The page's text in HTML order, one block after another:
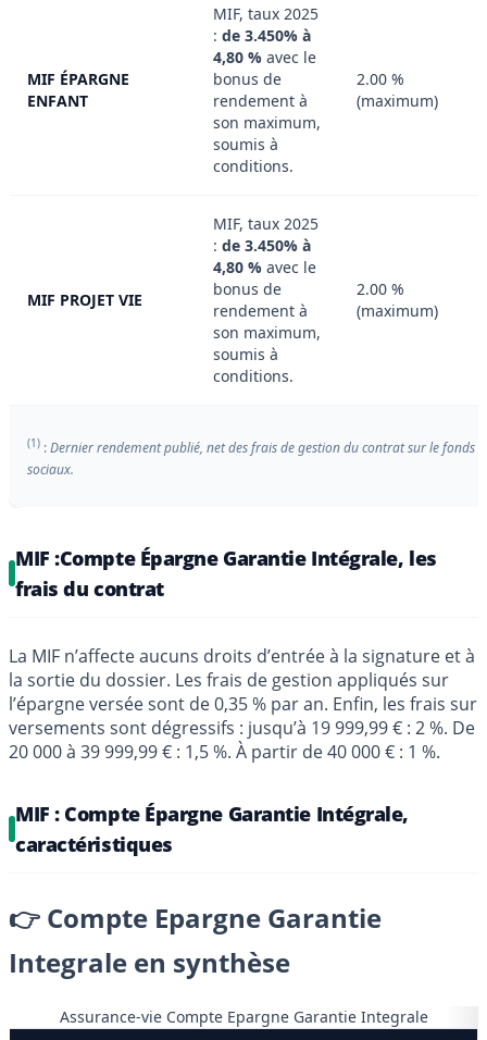
MIF ÉPARGNE
ENFANT
MIF, taux 2025
: de 3.450% à
4,80 % avec le
bonus de
rendement à
son maximum,
soumis à
conditions.
2.00 %
(maximum)
MIF PROJET VIE
MIF, taux 2025
: de 3.450% à
4,80 % avec le
bonus de
rendement à
son maximum,
soumis à
conditions.
2.00 %
(maximum)
(1) :Dernier rendement publié, net des frais de gestion du contrat sur le fonds
sociaux.
MIF :Compte Épargne Garantie Intégrale, les
frais du contrat
La MIF n’affecte aucuns droits d’entrée à la signature et à
la sortie du dossier. Les frais de gestion appliqués sur
l’épargne versée sont de 0,35 % par an. Enfin, les frais sur
versements sont dégressifs : jusqu’à 19 999,99 € : 2 %. De
20 000 à 39 999,99 € : 1,5 %. À partir de 40 000 € : 1 %.
MIF : Compte Épargne Garantie Intégrale,
caractéristiques
👉 Compte Epargne Garantie
Integrale en synthèse
Assurance-vie Compte Epargne Garantie Integrale